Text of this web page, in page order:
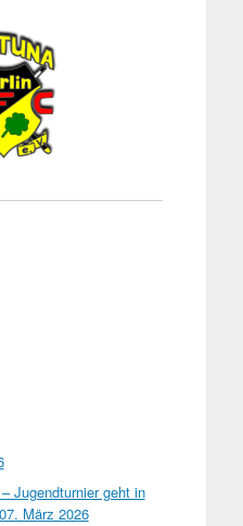
Jugendturnier geht in
März 2026